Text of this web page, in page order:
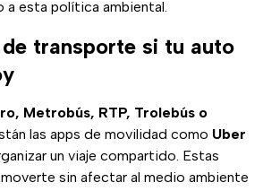
a esta política ambiental.
transporte si tu auto
Metrobús, RTP, Trolebús o
las apps de movilidad como Uber
un viaje compartido. Estas
sin afectar al medio ambiente